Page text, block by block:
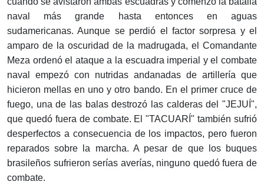
naval más grande hasta entonces en aguas
sudamericanas. Aunque se perdió el factor sorpresa y el
amparo de la oscuridad de la madrugada, el Comandante
Meza ordenó el ataque a la escuadra imperial y el combate
naval empezó con nutridas andanadas de artillería que
hicieron mellas en uno y otro bando. En el primer cruce de
fuego, una de las balas destrozó las calderas del "JEJUÍ",
que quedó fuera de combate. El "TACUARÍ" también sufrió
desperfectos a consecuencia de los impactos, pero fueron
reparados sobre la marcha. A pesar de que los buques
brasileños sufrieron serías averías, ninguno quedó fuera de
combate.